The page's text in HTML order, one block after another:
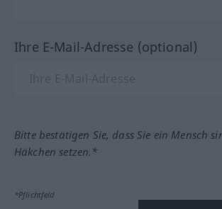
Ihre E-Mail-Adresse (optional)
Bitte bestätigen Sie, dass Sie ein Mensch
Häkchen setzen.*
*Pflichtfeld